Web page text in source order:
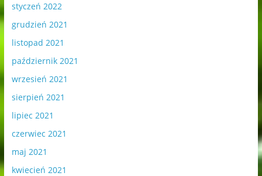
styczeń 2022
grudzień 2021
listopad 2021
październik 2021
wrzesień 2021
sierpień 2021
lipiec 2021
czerwiec 2021
maj 2021
kwiecień 2021